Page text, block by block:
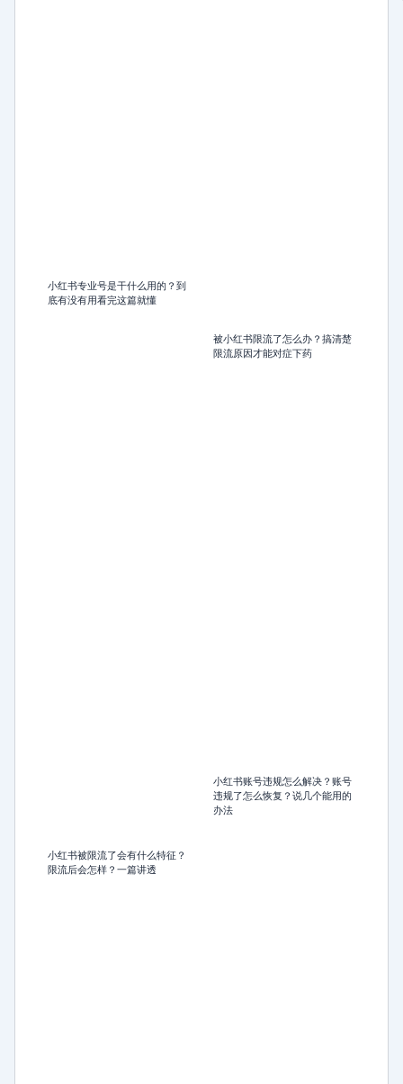
小红书专业号是干什么用的？到
底有没有用看完这篇就懂
被小红书限流了怎么办？搞清楚
限流原因才能对症下药
小红书被限流了会有什么特征？
限流后会怎样？一篇讲透
小红书账号违规怎么解决？账号
违规了怎么恢复？说几个能用的
办法